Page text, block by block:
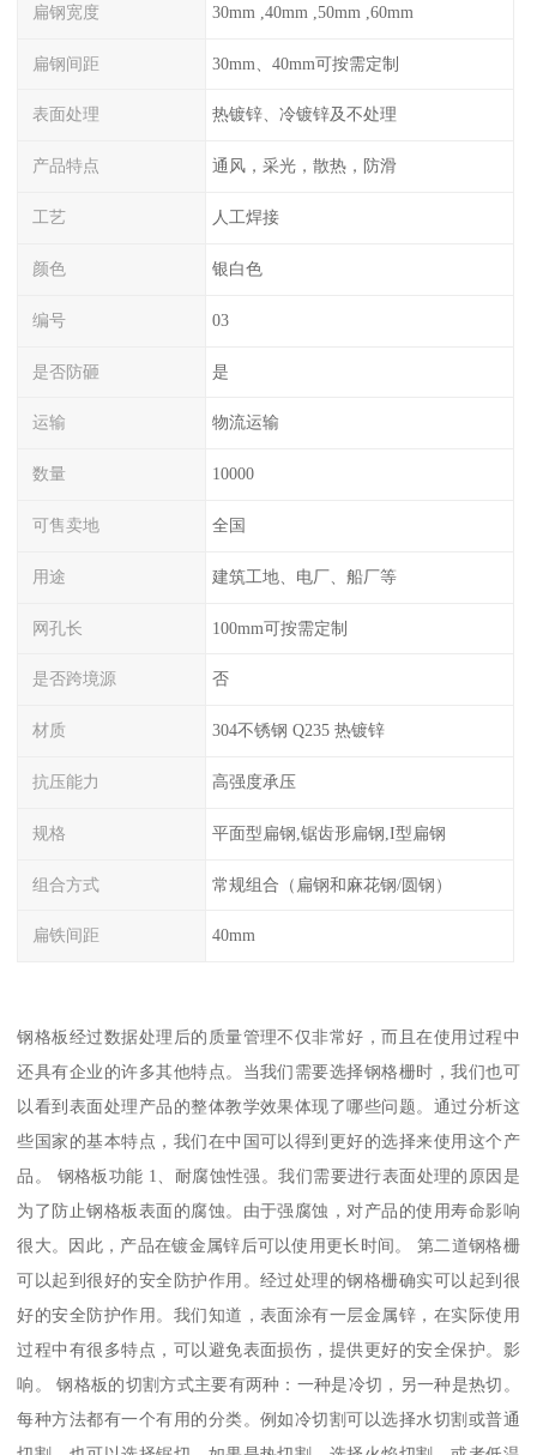
扁钢宽度 30mm ,40mm ,50mm ,60mm
扁钢间距 30mm、40mm可按需定制
表面处理 热镀锌、冷镀锌及不处理
产品特点 通风，采光，散热，防滑
工艺 人工焊接
颜色 银白色
编号 03
是否防砸 是
运输 物流运输
数量 10000
可售卖地 全国
用途 建筑工地、电厂、船厂等
网孔长 100mm可按需定制
是否跨境源 否
材质 304不锈钢 Q235 热镀锌
抗压能力 高强度承压
规格 平面型扁钢,锯齿形扁钢,I型扁钢
组合方式 常规组合（扁钢和麻花钢/圆钢）
扁铁间距 40mm
钢格板经过数据处理后的质量管理不仅非常好，而且在使用过程中
还具有企业的许多其他特点。当我们需要选择钢格栅时，我们也可
以看到表面处理产品的整体教学效果体现了哪些问题。通过分析这
些国家的基本特点，我们在中国可以得到更好的选择来使用这个产
品。 钢格板功能 1、耐腐蚀性强。我们需要进行表面处理的原因是
为了防止钢格板表面的腐蚀。由于强腐蚀，对产品的使用寿命影响
很大。因此，产品在镀金属锌后可以使用更长时间。 第二道钢格栅
可以起到很好的安全防护作用。经过处理的钢格栅确实可以起到很
好的安全防护作用。我们知道，表面涂有一层金属锌，在实际使用
过程中有很多特点，可以避免表面损伤，提供更好的安全保护。影
响。 钢格板的切割方式主要有两种：一种是冷切，另一种是热切。
每种方法都有一个有用的分类。例如冷切割可以选择水切割或普通